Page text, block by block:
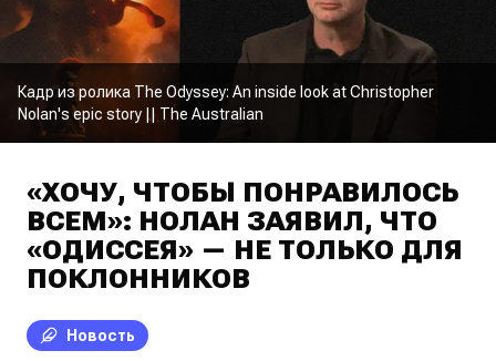
Кадр из ролика The Odyssey: An inside look at Christopher
Nolan's epic story || The Australian
«ХОЧУ, ЧТОБЫ ПОНРАВИЛОСЬ
ВСЕМ»: НОЛАН ЗАЯВИЛ, ЧТО
«ОДИССЕЯ» — НЕ ТОЛЬКО ДЛЯ
ПОКЛОННИКОВ
Новость